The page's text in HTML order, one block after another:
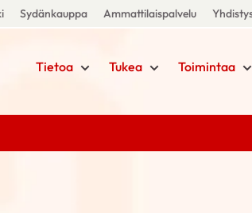
Sydänkauppa Ammattilaispalvelu
Tietoa Tukea Toimintaa